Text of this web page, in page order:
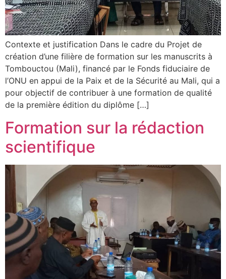
Contexte et justification Dans le cadre du Projet de
création d’une filière de formation sur les manuscrits à
Tombouctou (Mali), financé par le Fonds fiduciaire de
l’ONU en appui de la Paix et de la Sécurité au Mali, qui a
pour objectif de contribuer à une formation de qualité
de la première édition du diplôme […]
Formation sur la rédaction
scientifique